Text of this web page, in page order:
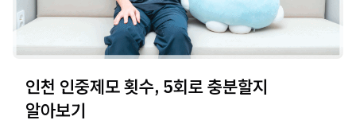
인천 인중제모 횟수, 5회로 충분할지
알아보기